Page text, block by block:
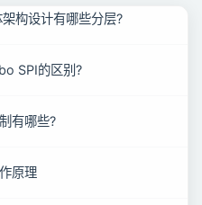
构设计有哪些分层?
SPI的区别?
有哪些?
原理